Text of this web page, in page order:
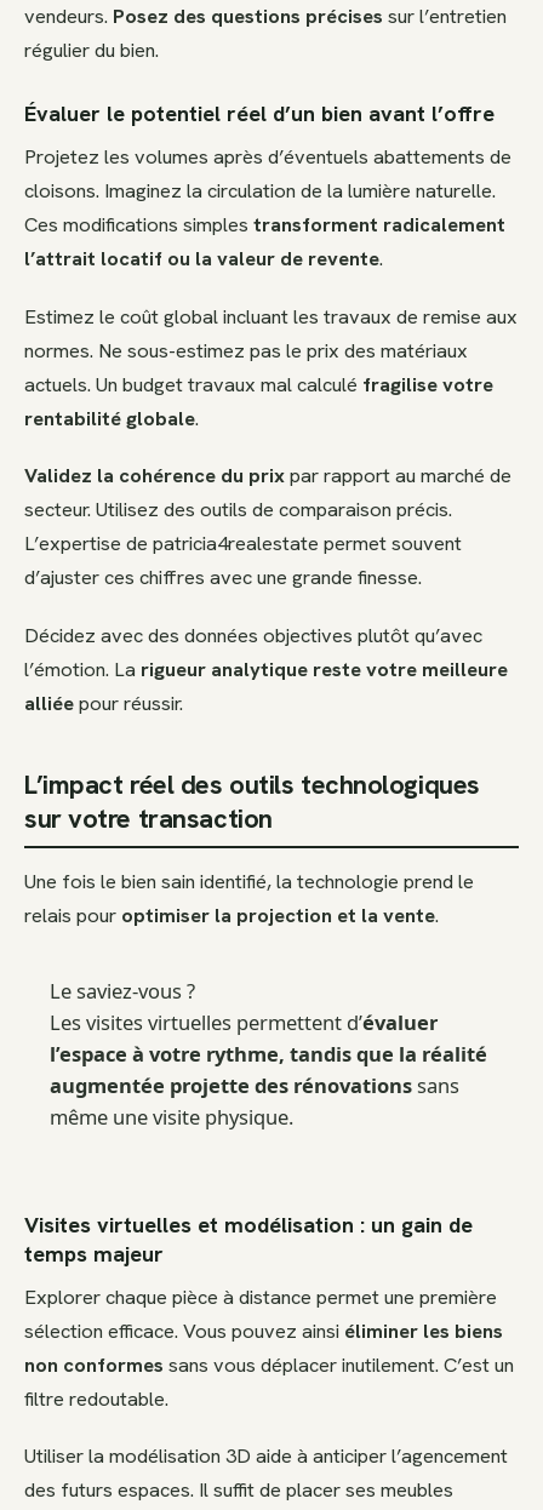
vendeurs. Posez des questions précises sur l’entretien
régulier du bien.
Évaluer le potentiel réel d’un bien avant l’offre
Projetez les volumes après d’éventuels abattements de
cloisons. Imaginez la circulation de la lumière naturelle.
Ces modifications simples transforment radicalement
l’attrait locatif ou la valeur de revente.
Estimez le coût global incluant les travaux de remise aux
normes. Ne sous-estimez pas le prix des matériaux
actuels. Un budget travaux mal calculé fragilise votre
rentabilité globale.
Validez la cohérence du prixpar rapport au marché de
secteur. Utilisez des outils de comparaison précis.
L’expertise de patricia4realestate permet souvent
d’ajuster ces chiffres avec une grande finesse.
Décidez avec des données objectives plutôt qu’avec
l’émotion. La rigueur analytique reste votre meilleure
alliéepour réussir.
L’impact réel des outils technologiques
sur votre transaction
Une fois le bien sain identifié, la technologie prend le
relais pour optimiser la projection et la vente.
Le saviez-vous ?
Les visites virtuelles permettent d’évaluer
l’espace à votre rythme, tandis que la réalité
augmentée projette des rénovationssans
même une visite physique.
Visites virtuelles et modélisation : un gain de
temps majeur
Explorer chaque pièce à distance permet une première
sélection efficace. Vous pouvez ainsi éliminer les biens
non conformes sans vous déplacer inutilement. C’est un
filtre redoutable.
Utiliser la modélisation 3D aide à anticiper l’agencement
des futurs espaces. Il suffit de placer ses meubles